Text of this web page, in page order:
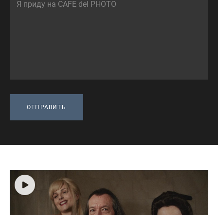
ОТПРАВИТЬ